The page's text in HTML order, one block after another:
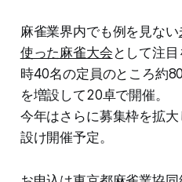
麻雀業界内でも例を見ない
使った麻雀大会 として注
時40名の定員のところ約
を増設して20卓で開催。
今年はさらに募集枠を拡
設け開催予定。